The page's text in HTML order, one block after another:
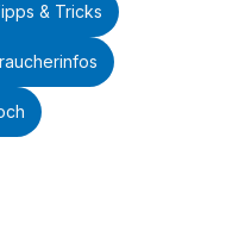
& Tricks